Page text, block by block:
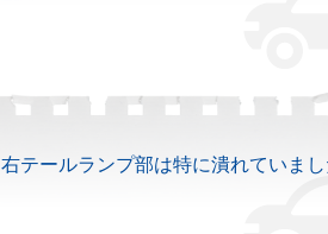
右テールランプ部は特に潰れていま